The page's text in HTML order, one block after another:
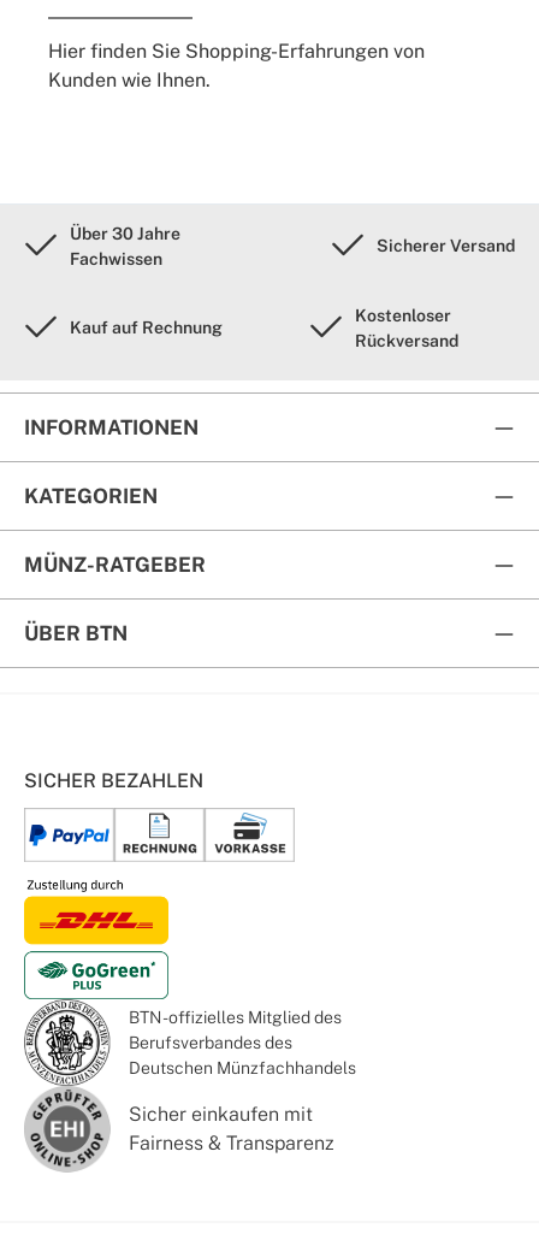
Hier finden Sie Shopping-Erfahrungen von
Kunden wie Ihnen.
Über 30 Jahre
Fachwissen
Sicherer Versand
Kauf auf Rechnung
Kostenloser
Rückversand
INFORMATIONEN
KATEGORIEN
MÜNZ-RATGEBER
ÜBER BTN
SICHER BEZAHLEN
BTN - offizielles Mitglied des
Berufsverbandes des
Deutschen Münzfachhandels
Sicher einkaufen mit
Fairness & Transparenz